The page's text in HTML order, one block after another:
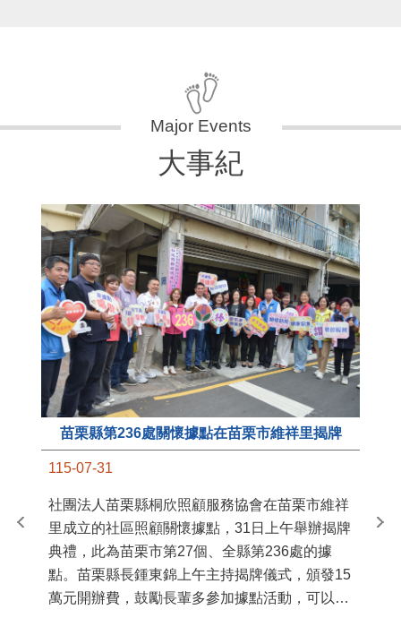
大事紀
苗栗縣第236處關懷據點在苗栗市維祥里揭牌
115-07-31
社團法人苗栗縣桐欣照顧服務協會在苗栗市維祥
里成立的社區照顧關懷據點，31日上午舉辦揭牌
典禮，此為苗栗市第27個、全縣第236處的據
點。苗栗縣長鍾東錦上午主持揭牌儀式，頒發15
萬元開辦費，鼓勵長輩多參加據點活動，可以更
苗